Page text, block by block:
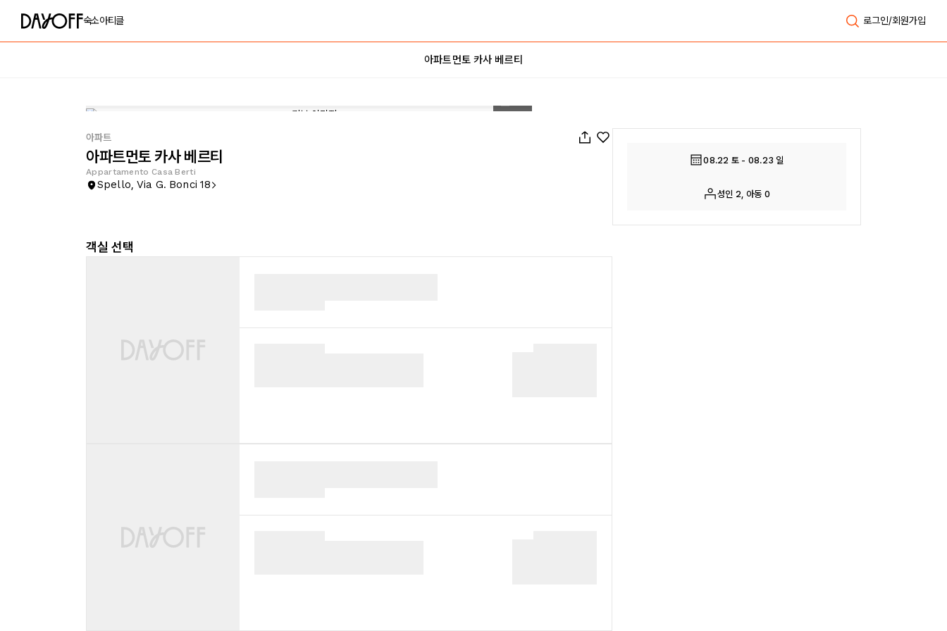
숙소아티클 로그인/회원가입
아파트먼토 카사 베르티
아파트
아파트먼토 카사 베르티
Appartamento Casa Berti
Spello, Via G. Bonci 18
객실 선택
08.22 토 - 08.23 일
성인 2, 아동 0